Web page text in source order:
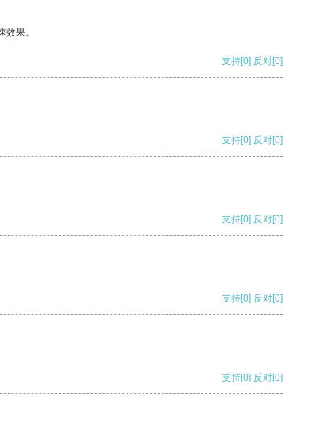
果。
支持[0] 反对[0]
支持[0] 反对[0]
支持[0] 反对[0]
支持[0] 反对[0]
支持[0] 反对[0]